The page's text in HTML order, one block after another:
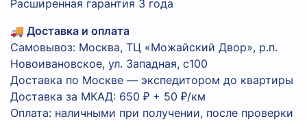
Расширенная гарантия 3 года
🚚 Доставка и оплата
Самовывоз: Москва, ТЦ «Можайский Двор», р.п.
Новоивановское, ул. Западная, с100
Доставка по Москве — экспедитором до квартиры
Доставка за МКАД: 650 ₽ + 50 ₽/км
Оплата: наличными при получении, после проверки